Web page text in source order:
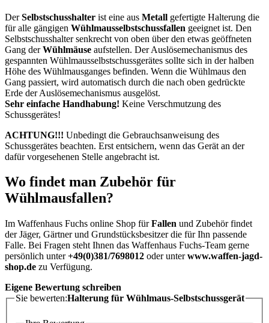
DerSelbstschusshalter ist eine aus Metall gefertigte Halterung die
für alle gängigen Wühlmausselbstschussfallen geeignet ist. Den
Selbstschusshalter senkrecht von oben über den etwas geöffneten
Gang derWühlmäuse aufstellen. Der Auslösemechanismus des
gespannten Wühlmausselbstschussgerätes sollte sich in der halben
Höhe des Wühlmausganges befinden. Wenn die Wühlmaus den
Gang passiert, wird automatisch durch die nach oben gedrückte
Erde der Auslösemechanismus ausgelöst.
Sehr einfache Handhabung! Keine Verschmutzung des
Schussgerätes!
ACHTUNG!!! Unbedingt die Gebrauchsanweisung des
Schussgerätes beachten. Erst entsichern, wenn das Gerät an der
dafür vorgesehenen Stelle angebracht ist.
Wo findet man Zubehör für
Wühlmausfallen?
Im Waffenhaus Fuchs online Shop fürFallen und Zubehör findet
der Jäger, Gärtner und Grundstücksbesitzer die für Ihn passende
Falle. Bei Fragen steht Ihnen das Waffenhaus Fuchs-Team gerne
persönlich unter+49(0)381/7698012 oder unterwww.waffen-jagd-
shop.de zu Verfügung.
Eigene Bewertung schreiben
Sie bewerten:Halterung für Wühlmaus-Selbstschussgerät